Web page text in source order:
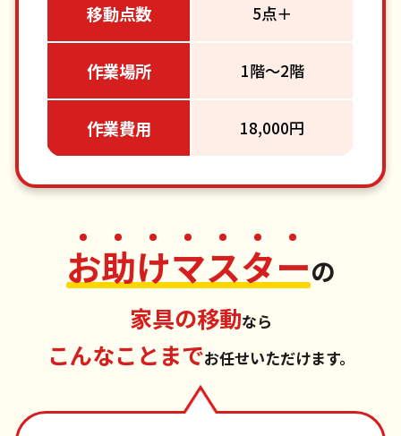
移動点数 5点＋
作業場所 1階～2階
作業費用 18,000円
お助けマスターの
家具の移動なら
こんなことまでお任せいただけます。